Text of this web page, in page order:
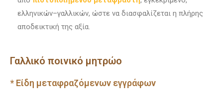
ελληνικών–γαλλικών, ώστε να διασφαλίζεται η πλήρης
αποδεικτική της αξία.
Γαλλικό ποινικό μητρώο
* Είδη μεταφραζόμενων εγγράφων